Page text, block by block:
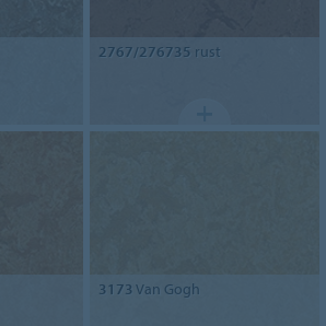
2767/276735 rust
3173 Van Gogh